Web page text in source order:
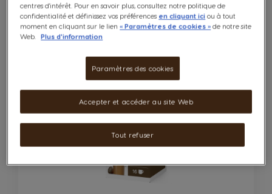
5.95 CHF
Remise apliquée dans votre panier
Augmenter
AJOUTER AU PANIER
Jusqu’à
INTENSITÉ9
centres d'intérêt. Pour en savoir plus, consultez notre politique de
confidentialité et définissez vos préférences en cliquant ici ou à tout
moment en cliquant sur le lien« Paramètres de cookies » de notre site
Web.
Plus d'information
Paramètres des cookies
Tout refuser
Accepter et accéder au site Web